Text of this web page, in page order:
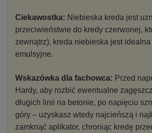
Ciekawostka: Niebieska kreda jest
przeciwieństwie do kredy czerwonej,
zewnątrz), kreda niebieska jest
emulsyjne.
Wskazówka dla fachowca: Przed
Hardy, aby rozbić ewentualne
długich linii na betonie, po napięciu
góry – uzyskasz wtedy najcieńszą i
zamknąć aplikator, chroniąc kredę